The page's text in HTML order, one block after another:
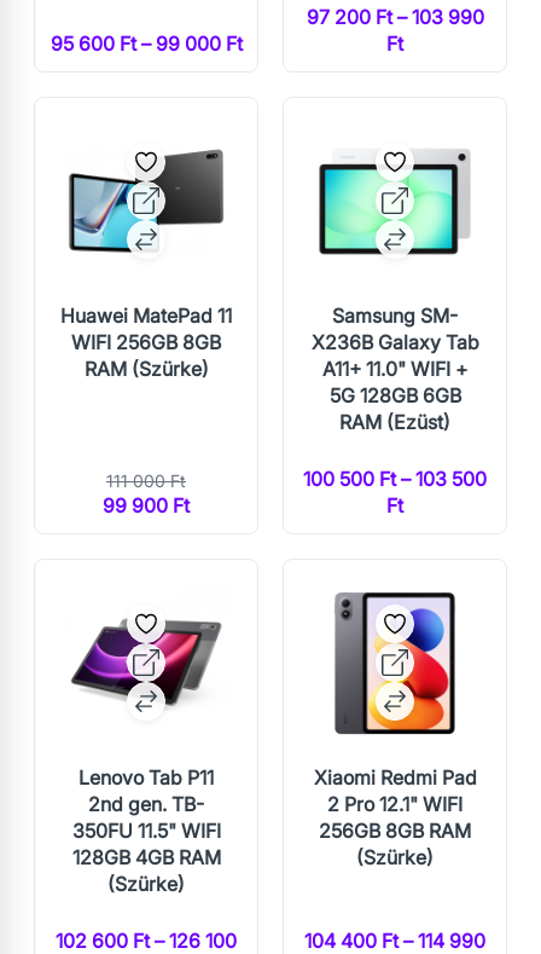
95 600 Ft – 99 000 Ft
97 200 Ft – 103 990
Ft
Huawei MatePad 11
WIFI 256GB 8GB
RAM (Szürke)
111 000 Ft
99 900 Ft
Samsung SM-
X236B Galaxy Tab
A11+ 11.0" WIFI +
5G 128GB 6GB
RAM (Ezüst)
100 500 Ft – 103 500
Ft
Lenovo Tab P11
2nd gen. TB-
350FU 11.5" WIFI
128GB 4GB RAM
(Szürke)
102 600 Ft – 126 100
Xiaomi Redmi Pad
2 Pro 12.1" WIFI
256GB 8GB RAM
(Szürke)
104 400 Ft – 114 990